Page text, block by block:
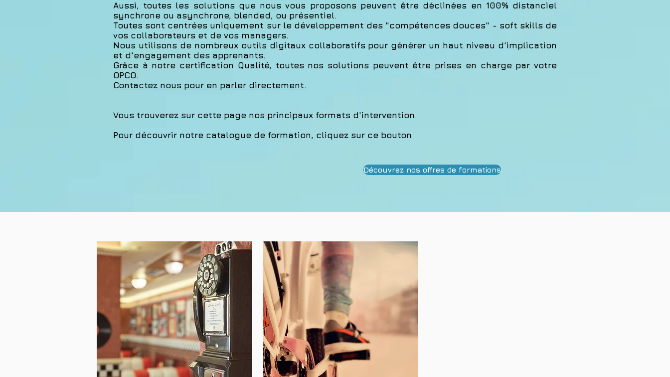
Aussi, toutes les solutions que nous vous proposons peuvent être déclinées en 100% distanciel
synchrone ou asynchrone, blended, ou présentiel.
Toutes sont centrées uniquement sur le développement des "compétences douces" - soft skills de
vos collaborateurs et de vos managers.
Nous utilisons de nombreux outils digitaux collaboratifs pour générer un haut niveau d'implication
et d'engagement des apprenants.
Grâce à notre certification Qualité, toutes nos solutions peuvent être prises en charge par votre
OPCO.
Contactez nous pour en parler directement.
Vous trouverez sur cette page nos principaux formats d'intervention.
Pour découvrir notre catalogue de formation, cliquez sur ce bouton
Découvrez nos offres de formations